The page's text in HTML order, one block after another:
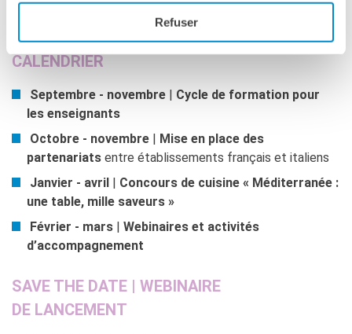
Refuser
CALENDRIER
Septembre - novembre | Cycle de formation pour
les enseignants
Octobre - novembre | Mise en place des
partenariats entre établissements français et italiens
Janvier - avril | Concours de cuisine « Méditerranée :
une table, mille saveurs »
Février - mars |Webinaires et activités
d’accompagnement
SAVE THE DATE | WEBINAIRE
DE LANCEMENT